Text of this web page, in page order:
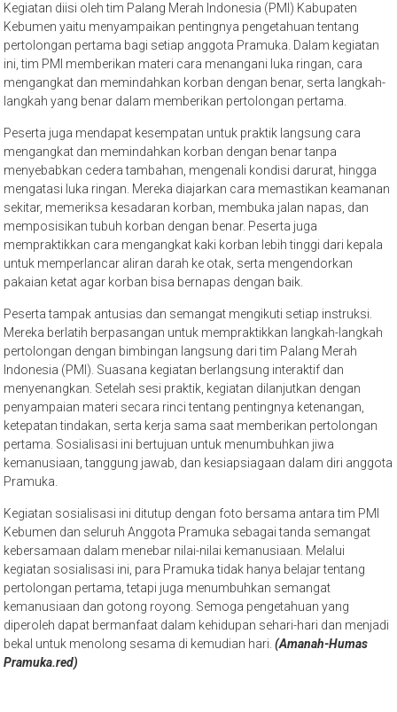
Kegiatan diisi oleh tim Palang Merah Indonesia (PMI) Kabupaten
Kebumen yaitu menyampaikan pentingnya pengetahuan tentang
pertolongan pertama bagi setiap anggota Pramuka. Dalam kegiatan
ini, tim PMI memberikan materi cara menangani luka ringan, cara
mengangkat dan memindahkan korban dengan benar, serta langkah-
langkah yang benar dalam memberikan pertolongan pertama.
Peserta juga mendapat kesempatan untuk praktik langsung cara
mengangkat dan memindahkan korban dengan benar tanpa
menyebabkan cedera tambahan, mengenali kondisi darurat, hingga
mengatasi luka ringan. Mereka diajarkan cara memastikan keamanan
sekitar, memeriksa kesadaran korban, membuka jalan napas, dan
memposisikan tubuh korban dengan benar. Peserta juga
mempraktikkan cara mengangkat kaki korban lebih tinggi dari kepala
untuk memperlancar aliran darah ke otak, serta mengendorkan
pakaian ketat agar korban bisa bernapas dengan baik.
Peserta tampak antusias dan semangat mengikuti setiap instruksi.
Mereka berlatih berpasangan untuk mempraktikkan langkah-langkah
pertolongan dengan bimbingan langsung dari tim Palang Merah
Indonesia (PMI). Suasana kegiatan berlangsung interaktif dan
menyenangkan. Setelah sesi praktik, kegiatan dilanjutkan dengan
penyampaian materi secara rinci tentang pentingnya ketenangan,
ketepatan tindakan, serta kerja sama saat memberikan pertolongan
pertama. Sosialisasi ini bertujuan untuk menumbuhkan jiwa
kemanusiaan, tanggung jawab, dan kesiapsiagaan dalam diri anggota
Pramuka.
Kegiatan sosialisasi ini ditutup dengan foto bersama antara tim PMI
Kebumen dan seluruh Anggota Pramuka sebagai tanda semangat
kebersamaan dalam menebar nilai-nilai kemanusiaan. Melalui
kegiatan sosialisasi ini, para Pramuka tidak hanya belajar tentang
pertolongan pertama, tetapi juga menumbuhkan semangat
kemanusiaan dan gotong royong. Semoga pengetahuan yang
diperoleh dapat bermanfaat dalam kehidupan sehari-hari dan menjadi
bekal untuk menolong sesama di kemudian hari.(Amanah-Humas
Pramuka.red)